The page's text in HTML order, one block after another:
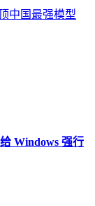
中国最强模型
Windows 强行